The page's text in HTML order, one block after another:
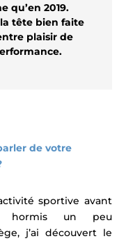
qu’en 2019.
tête bien faite
plaisir de
de votre
sportive avant
hormis un peu
j’ai découvert le